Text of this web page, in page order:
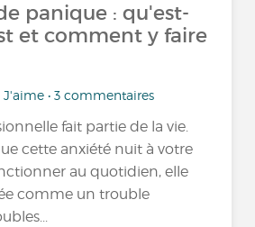
panique : qu'est-
et comment y faire
J'aime • 3 commentaires
fait partie de la vie.
cette anxiété nuit à votre
au quotidien, elle
comme un trouble